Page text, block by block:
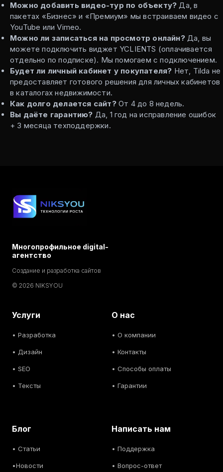
Можно добавить видео-тур по объекту? Да, в
пакетах «Бизнес» и «Премиум» мы встраиваем видео с
YouTube или Vimeo.
Можно ли записаться на просмотр онлайн?Да, вы
можете подключить виджет YCLIENTS (оплачивается
отдельно по подписке). Мы помогаем с подключением.
Будет ли личный кабинет у покупателя? Нет, Tilda не
предоставляет готового решения для личных кабинетов
в каталогах недвижимости.
Как долго делается сайт?От 4 до 8 недель.
Вы даёте гарантию? Да, 1 год на исправление ошибок
+ 3 месяца техподдержки.
Многопрофильное digital-
агентство
Создание и разработка сайтов
© 2026 NIKSYOU
Услуги
• Разработка
• Дизайн
• SEO
• Тексты
О нас
• О компании
• Контакты
• Способы оплаты
• Гарантии
Блог
• Статьи
•Новости
Написать нам
• Поддержка
• Вопрос-ответ